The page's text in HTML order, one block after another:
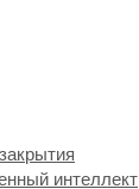
интеллект